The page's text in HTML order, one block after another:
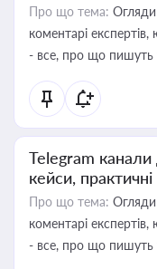
Про що тема: Огляди
коментарі
- все, про що пишуть
Telegram канали
кейси,
Про що тема: Огляди
коментарі
- все, про що пишуть